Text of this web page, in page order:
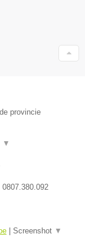
provincie
▼
0807.380.092
Screenshot ▼